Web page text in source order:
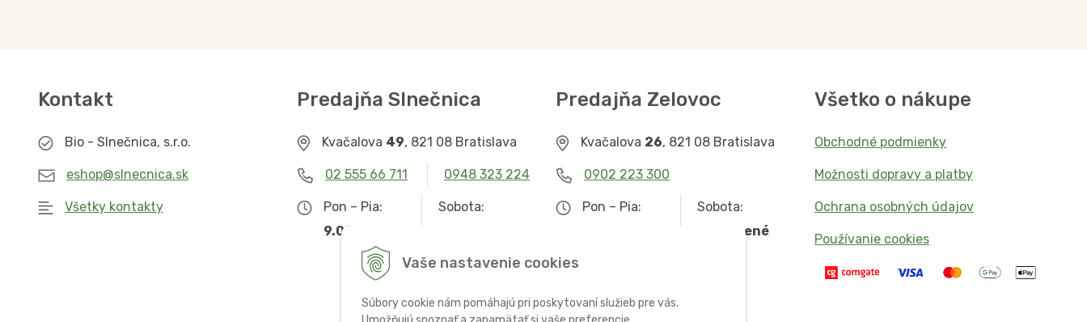
Vaše nastavenie cookies
Súbory cookie nám pomáhajú pri poskytovaní služieb pre vás.
Kontakt
Bio - Slnečnica, s.r.o.
eshop@slnecnica.sk
Všetky kontakty
Predajňa Slnečnica
Kvačalova 49, 821 08 Bratislava
02 555 66 711 0948 323 224
Pon – Pia:
9.00 – 19.00
Sobota:
Predajňa Zelovoc
Kvačalova 26, 821 08 Bratislava
0902 223 300
Pon – Pia:
Sobota:
Zatvorené
Všetko o nákupe
Obchodné podmienky
Možnosti dopravy a platby
Ochrana osobných údajov
Používanie cookies